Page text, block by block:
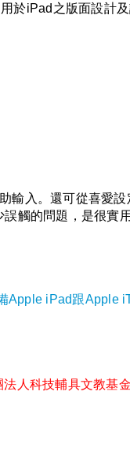
於iPad之版面設計
輸入。還可從喜愛設
觸的問題，是很實
Apple iPad跟Apple
人科技輔具文教基